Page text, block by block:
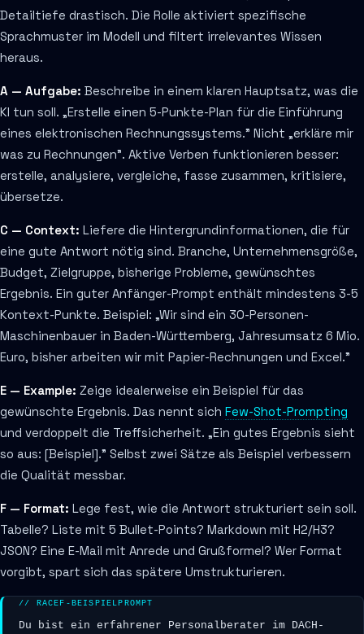
Detailtiefe drastisch. Die Rolle aktiviert spezifische
Sprachmuster im Modell und filtert irrelevantes Wissen
heraus.
A — Aufgabe: Beschreibe in einem klaren Hauptsatz, was die
KI tun soll. „Erstelle einen 5-Punkte-Plan für die Einführung
eines elektronischen Rechnungssystems." Nicht „erkläre mir
was zu Rechnungen". Aktive Verben funktionieren besser:
erstelle, analysiere, vergleiche, fasse zusammen, kritisiere,
übersetze.
C — Context: Liefere die Hintergrundinformationen, die für
eine gute Antwort nötig sind. Branche, Unternehmensgröße,
Budget, Zielgruppe, bisherige Probleme, gewünschtes
Ergebnis. Ein guter Anfänger-Prompt enthält mindestens 3-5
Kontext-Punkte. Beispiel: „Wir sind ein 30-Personen-
Maschinenbauer in Baden-Württemberg, Jahresumsatz 6 Mio.
Euro, bisher arbeiten wir mit Papier-Rechnungen und Excel."
E — Example: Zeige idealerweise ein Beispiel für das
gewünschte Ergebnis. Das nennt sich Few-Shot-Prompting
und verdoppelt die Treffsicherheit. „Ein gutes Ergebnis sieht
so aus: [Beispiel]." Selbst zwei Sätze als Beispiel verbessern
die Qualität messbar.
F — Format: Lege fest, wie die Antwort strukturiert sein soll.
Tabelle? Liste mit 5 Bullet-Points? Markdown mit H2/H3?
JSON? Eine E-Mail mit Anrede und Grußformel? Wer Format
vorgibt, spart sich das spätere Umstrukturieren.
// RACEF-BEISPIELPROMPT
Du bist ein erfahrener Personalberater im DACH-